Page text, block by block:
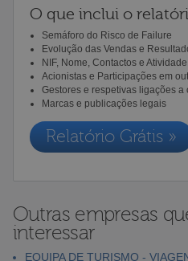
O que inclui o
Semáforo do Risco de Failure
Evolução das Vendas e
NIF, Nome, Contactos e
Acionistas e Participações em
Gestores e respetivas ligações a
Marcas e publicações legais
Relatório Grátis »
Outras empresas
interessar
EQUIPA DE TURISMO -